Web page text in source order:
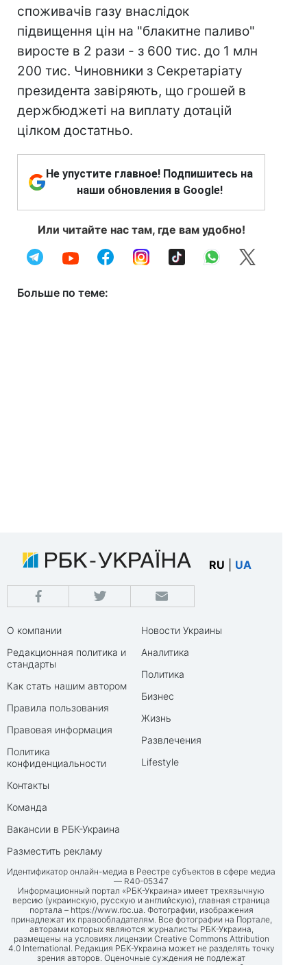
споживачів газу внаслідок
підвищення цін на "блакитне паливо"
виросте в 2 рази - з 600 тис. до 1 млн
200 тис. Чиновники з Секретаріату
президента завіряють, що грошей в
держбюджеті на виплату дотацій
цілком достатньо.
Не упустите главное! Подпишитесь на
наши обновления в Google!
Или читайте нас там, где вам удобно!
Больше по теме:
RU UA
О компании
Редакционная политика и
стандарты
Как стать нашим автором
Правила пользования
Правовая информация
Политика
конфиденциальности
Контакты
Команда
Вакансии в РБК-Украина
Разместить рекламу
Новости Украины
Аналитика
Политика
Бизнес
Жизнь
Развлечения
Lifestyle
Идентификатор онлайн-медиа в Реестре субъектов в сфере медиа
— R40-05347
Информационный портал «РБК-Украина» имеет трехязычную
версию (украинскую, русскую и английскую), главная страница
портала – https://www.rbc.ua. Фотографии, изображения
принадлежат их правообладателям. Все фотографии на Портале,
авторами которых являются журналисты РБК-Украина,
размещены на условиях лицензии Creative Commons Attribution
4.0 International. Редакция РБК-Украина может не разделять точку
зрения авторов. Оценочные суждения не подлежат